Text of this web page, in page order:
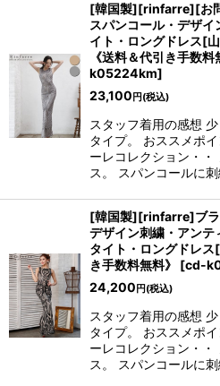
[韓国製][rinfarre][お
スパンコール・デザ
イト・ロングドレス[
《送料＆代引き手数
k05224km]
23,100 円 (税込)
スタッフ着用の感想
タイプ。 おススメポ
ーレコレクション・
ス。 スパンコールに
[韓国製][rinfarre]ブラ
デザイン刺繍・アンテ
タイト・ロングドレ
き手数料無料》
[cd-
24,200 円 (税込)
スタッフ着用の感想
タイプ。 おススメポ
ーレコレクション・
ス。 スパンコールに